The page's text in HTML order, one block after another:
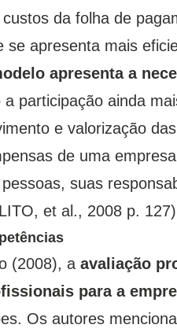
da folha de
se apresenta mais
apresenta a
a participação ainda
e valorização
de uma
suas
et al., 2008 p.
(2008), aavaliação
para a
Os autores